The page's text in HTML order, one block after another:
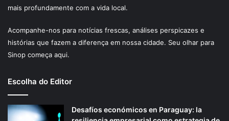
mais profundamente com a vida local.
Acompanhe-nos para notícias frescas, análises perspicazes e
histórias que fazem a diferença em nossa cidade. Seu olhar para
Sinop começa aqui.
Escolha do Editor
Desafíos económicos en Paraguay: la